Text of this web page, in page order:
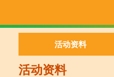
活动资料
活动资料